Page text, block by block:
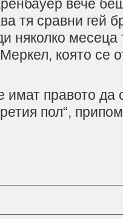
вече
тя сравни гей
няколко месеца
която се
правото да
пол“,